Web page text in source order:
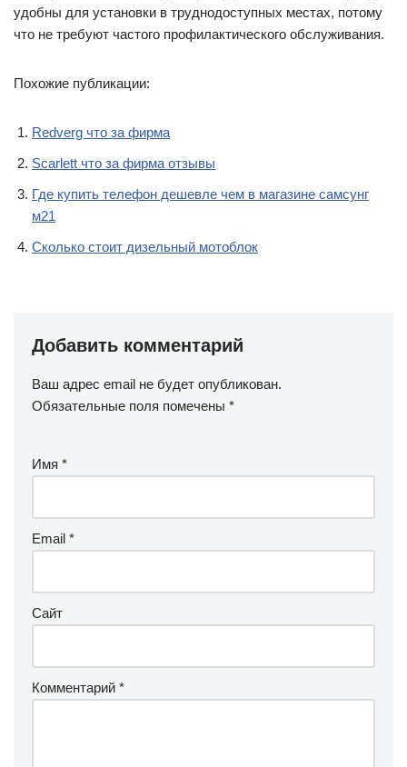
удобны для установки в труднодоступных местах, потому
что не требуют частого профилактического обслуживания.
Похожие публикации:
Redverg что за фирма
Scarlett что за фирма отзывы
Где купить телефон дешевле чем в магазине самсунг
м21
Сколько стоит дизельный мотоблок
Добавить комментарий
Ваш адрес email не будет опубликован.
Обязательные поля помечены *
Имя *
Email *
Сайт
Комментарий *